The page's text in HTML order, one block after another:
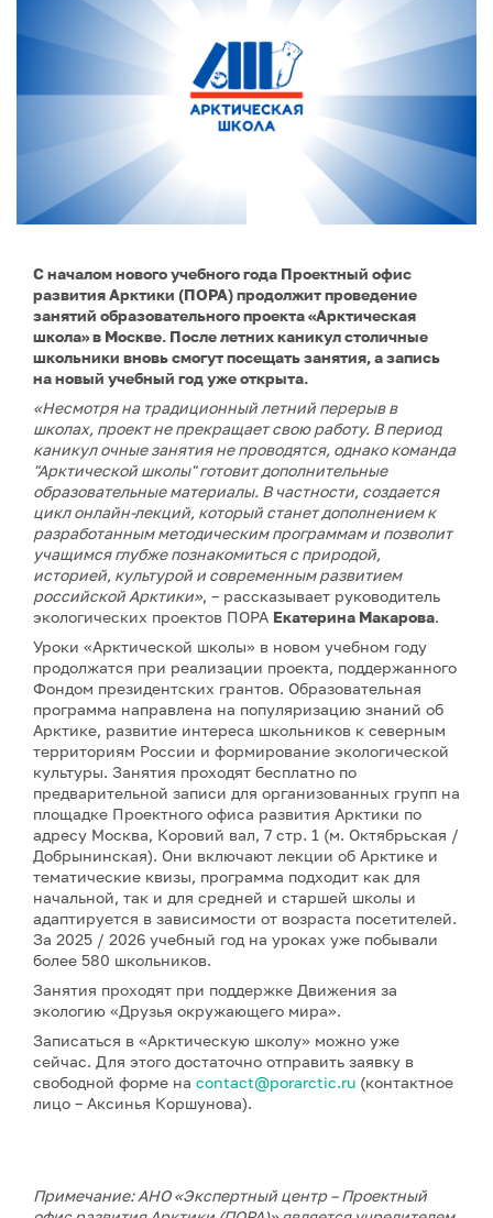
С началом нового учебного года Проектный офис
развития Арктики (ПОРА) продолжит проведение
занятий образовательного проекта «Арктическая
школа» в Москве. После летних каникул столичные
школьники вновь смогут посещать занятия, а запись
на новый учебный год уже открыта.
«Несмотря на традиционный летний перерыв в
школах, проект не прекращает свою работу. В период
каникул очные занятия не проводятся, однако команда
"Арктической школы" готовит дополнительные
образовательные материалы. В частности, создается
цикл онлайн-лекций, который станет дополнением к
разработанным методическим программам и позволит
учащимся глубже познакомиться с природой,
историей, культурой и современным развитием
российской Арктики», – рассказывает руководитель
экологических проектов ПОРА Екатерина Макарова.
Уроки «Арктической школы» в новом учебном году
продолжатся при реализации проекта, поддержанного
Фондом президентских грантов. Образовательная
программа направлена на популяризацию знаний об
Арктике, развитие интереса школьников к северным
территориям России и формирование экологической
культуры. Занятия проходят бесплатно по
предварительной записи для организованных групп на
площадке Проектного офиса развития Арктики по
адресу Москва, Коровий вал, 7 стр. 1 (м. Октябрьская /
Добрынинская). Они включают лекции об Арктике и
тематические квизы, программа подходит как для
начальной, так и для средней и старшей школы и
адаптируется в зависимости от возраста посетителей.
За 2025 / 2026 учебный год на уроках уже побывали
более 580 школьников.
Занятия проходят при поддержке Движения за
экологию «Друзья окружающего мира».
Записаться в «Арктическую школу» можно уже
сейчас. Для этого достаточно отправить заявку в
свободной форме на contact@porarctic.ru (контактное
лицо – Аксинья Коршунова).
Примечание: АНО «Экспертный центр – Проектный